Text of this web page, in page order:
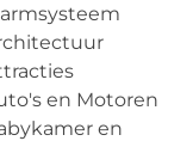
en Motoren
en